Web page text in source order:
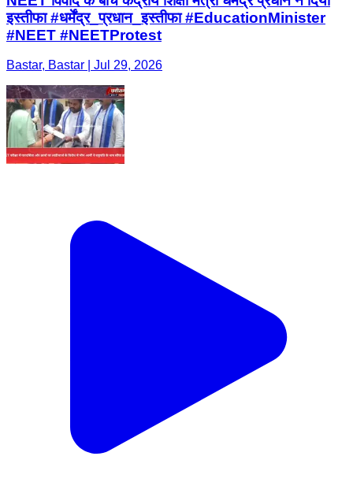
इस्तीफा #धर्मेंद्र_प्रधान_इस्तीफा #EducationMinister
#NEET #NEETProtest
Bastar, Bastar | Jul 29, 2026